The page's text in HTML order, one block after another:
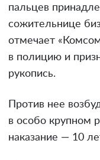
пальцев
сожительнице
отмечает
в полицию и
рукопись.
Против нее
в особо крупном
наказание — 10